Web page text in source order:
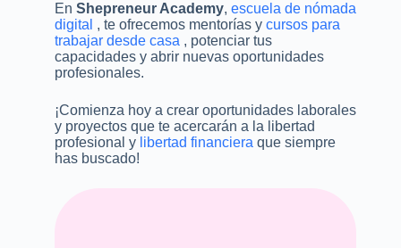
En Shepreneur Academy, escuela de nómada
digital , te ofrecemos mentorías y cursos para
trabajar desde casa, potenciar tus
capacidades y abrir nuevas oportunidades
profesionales.
¡Comienza hoy a crear oportunidades laborales
y proyectos que te acercarán a la libertad
profesional y libertad financieraque siempre
has buscado!